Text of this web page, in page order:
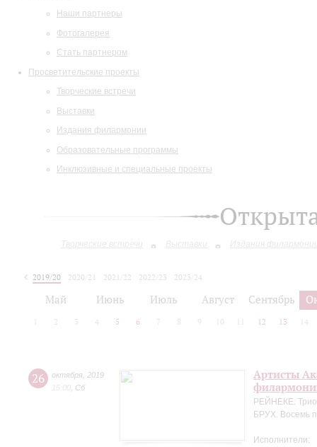
Наши партнеры
Фотогалерея
Стать партнером
Просветительские проекты
Творческие встречи
Выставки
Издания филармонии
Образовательные программы
Инклюзивные и специальные проекты
Творческие встречи Выставки Издания
2019/20 2020/21 2021/22 2022/23
2023/24
Май Июнь Июль Август Сентябрь
2 3 4 5 6 7 8 9 10 12 13 14
26 октября 2019
15:00 Сб
Артисты
РЕЙНЕКЕ. Трио
БРУХ. Восемь
Исполнители: